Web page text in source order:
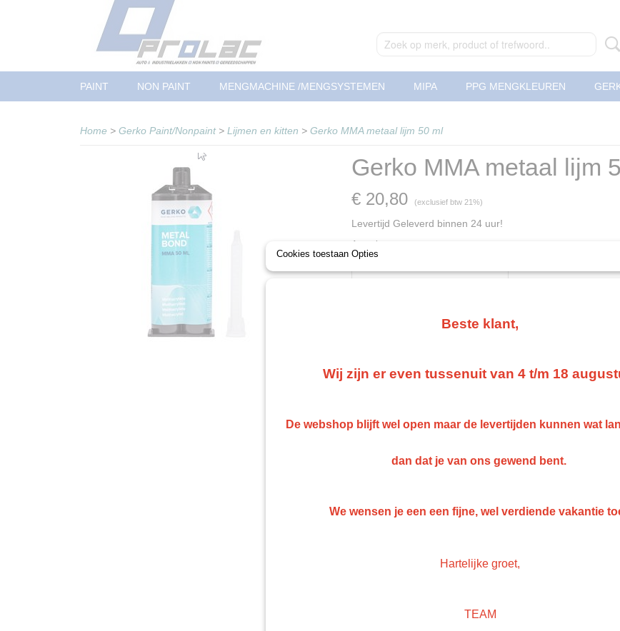
PAINT NON PAINT MENGMACHINE /MENGSYSTEMEN MIPA PPG MENGKLEUREN
Home > Gerko Paint/Nonpaint> Lijmen en kitten > Gerko MMA metaal lijm 50 ml
Gerko MMA metaal lijm
€ 20,80 (exclusief btw 21%)
Levertijd Geleverd binnen 24 uur!
Aantal
IN WINKELWAGEN
Specificaties
Gerko MMA metaal lijm 50 ml
Gerko MMA is een zeer sterke, snel uithardende,
een taaie duurzame hechting geeft met kunststoffen, metalen
isocyanaat-, ftalaten-, oplosmiddel-, PVC- en siliconenvrij.
• Thixotrope formule die niet uitzakt, perfect voor horizontale en
Cookies toestaan Opties
Beste klant,
Wij zijn er even tussenuit van 4 t/m 18
De webshop blijft wel open maar de levertijden kunnen wat
dan dat je van ons gewend bent.
We wensen je een een fijne, wel verdiende vakantie
Hartelijke groet,
TEAM